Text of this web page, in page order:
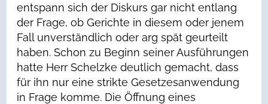
entspann sich der Diskurs gar nicht entlang
der Frage, ob Gerichte in diesem oder jenem
Fall unverständlich oder arg spät geurteilt
haben. Schon zu Beginn seiner Ausführungen
hatte Herr Schelzke deutlich gemacht, dass
für ihn nur eine strikte Gesetzesanwendung
in Frage komme. Die Öffnung eines